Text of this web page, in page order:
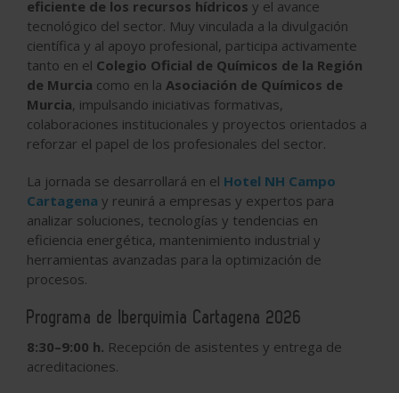
eficiente de los recursos hídricos y el avance
tecnológico del sector. Muy vinculada a la divulgación
científica y al apoyo profesional, participa activamente
tanto en el Colegio Oficial de Químicos de la Región
de Murcia como en la Asociación de Químicos de
Murcia, impulsando iniciativas formativas,
colaboraciones institucionales y proyectos orientados a
reforzar el papel de los profesionales del sector.
La jornada se desarrollará en el Hotel NH Campo
Cartagena y reunirá a empresas y expertos para
analizar soluciones, tecnologías y tendencias en
eficiencia energética, mantenimiento industrial y
herramientas avanzadas para la optimización de
procesos.
Programa de Iberquimia Cartagena 2026
8:30–9:00 h. Recepción de asistentes y entrega de
acreditaciones.